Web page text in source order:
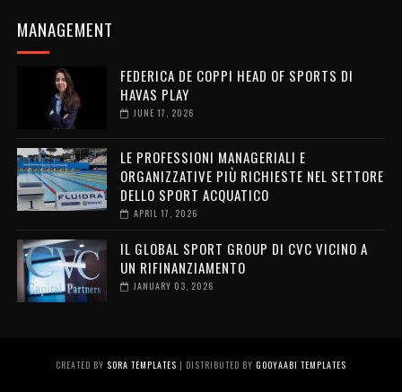
MANAGEMENT
FEDERICA DE COPPI HEAD OF SPORTS DI
HAVAS PLAY
JUNE 17, 2026
LE PROFESSIONI MANAGERIALI E
ORGANIZZATIVE PIÙ RICHIESTE NEL SETTORE
DELLO SPORT ACQUATICO
APRIL 17, 2026
IL GLOBAL SPORT GROUP DI CVC VICINO A
UN RIFINANZIAMENTO
JANUARY 03, 2026
CREATED BY SORA TEMPLATES | DISTRIBUTED BY GOOYAABI TEMPLATES